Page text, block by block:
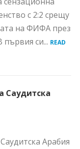
с 2:2 срещу
на ФИФА през
си... READ
Саудитска
Арабия